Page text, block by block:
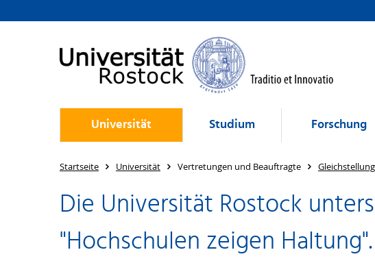
Universität Studium Forschung
Startseite Universität Vertretungen und Beauftragte
Die Universität Rostock
"Hochschulen zeigen Haltung".